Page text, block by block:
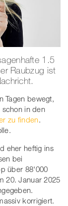
1.5
Raubzug ist
Tagen bewegt,
schon in den
zu finden.
eher heftig ins
bei
über 88'000
20. Januar 2025
korrigiert.